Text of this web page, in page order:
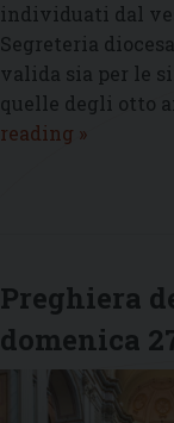
individuati dal
Segreteria
valida sia per le
quelle degli otto
reading Tracce
dei
Circoli
sinodali
»
Preghiera
domenica